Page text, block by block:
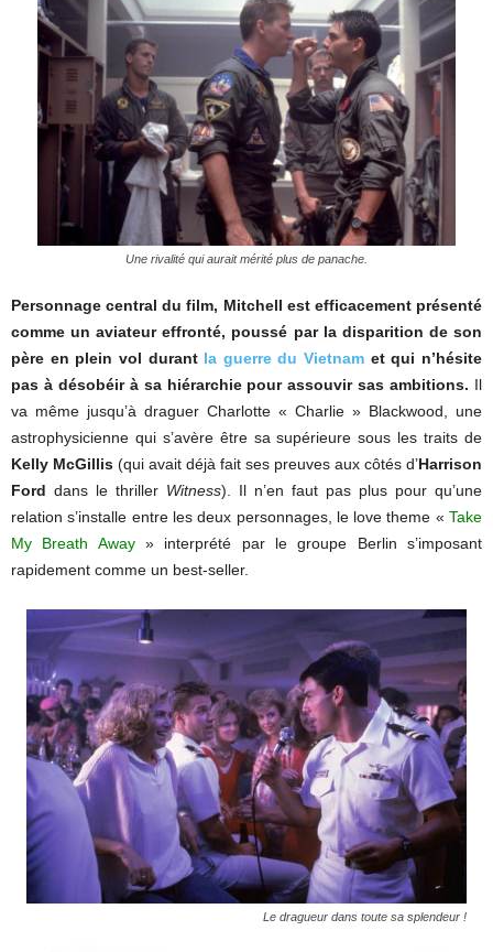
Une rivalité qui aurait mérité plus de panache.
Personnage central du film, Mitchell est efficacement présenté
comme un aviateur effronté, poussé par la disparition de son
père en plein vol durant la guerre du Vietnam et qui n’hésite
pas à désobéir à sa hiérarchie pour assouvir sas ambitions. Il
va même jusqu’à draguer Charlotte « Charlie » Blackwood, une
astrophysicienne qui s’avère être sa supérieure sous les traits de
Kelly McGillis (qui avait déjà fait ses preuves aux côtés d’Harrison
Ford dans le thriller Witness). Il n’en faut pas plus pour qu’une
relation s’installe entre les deux personnages, le love theme « Take
My Breath Away» interprété par le groupe Berlin s’imposant
rapidement comme un best-seller.
Le dragueur dans toute sa splendeur !